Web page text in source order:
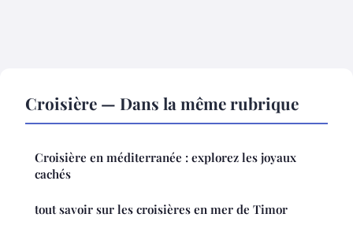
Croisière — Dans la même rubrique
Croisière en méditerranée : explorez les joyaux
cachés
tout savoir sur les croisières en mer de Timor